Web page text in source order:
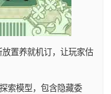
放置养就机订，让玩家估
索模型，包含隐藏委